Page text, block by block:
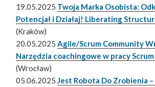
19.05.2025 Twoja Marka Osobista:
Potencjał i Działaj! Liberating
(Kraków)
20.05.2025Agile/Scrum Community
Narzędzia coachingowe w pracy
(Wrocław)
05.06.2025Jest Robota Do Zrobienia